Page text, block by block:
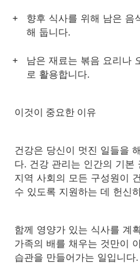
향후 식사를 위해 남은 음
해 둡니다.
남은 재료는 볶음 요리나
로 활용합니다.
이것이 중요한 이유
건강은 당신이 멋진 일들을
다. 건강 관리는 인간의 기
지역 사회의 모든 구성원이
수 있도록 지원하는 데 헌신
함께 영양가 있는 식사를 계
가족의 배를 채우는 것만이
습관을 만들어가는 일입니다.